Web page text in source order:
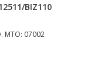
BIZ110
MTO: 07002